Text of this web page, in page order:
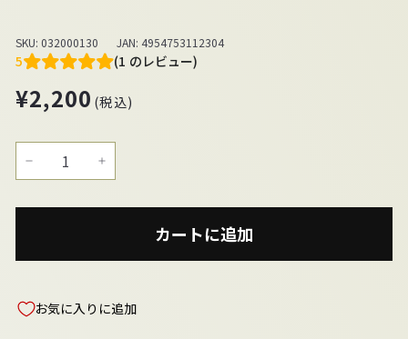
SKU: 032000130 JAN: 4954753112304
5
(1 のレビュー)
通
常
格
¥2,200 (税込)
カートに追加
お気に入りに追加